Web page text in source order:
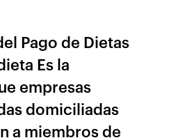
Pago de Dietas
Es la
empresas
domiciliadas
a miembros de